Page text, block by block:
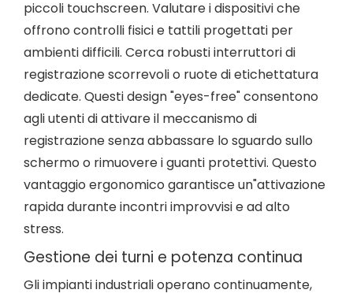
piccoli touchscreen. Valutare i dispositivi che
offrono controlli fisici e tattili progettati per
ambienti difficili. Cerca robusti interruttori di
registrazione scorrevoli o ruote di etichettatura
dedicate. Questi design "eyes-free" consentono
agli utenti di attivare il meccanismo di
registrazione senza abbassare lo sguardo sullo
schermo o rimuovere i guanti protettivi. Questo
vantaggio ergonomico garantisce un"attivazione
rapida durante incontri improvvisi e ad alto
stress.
Gestione dei turni e potenza continua
Gli impianti industriali operano continuamente,